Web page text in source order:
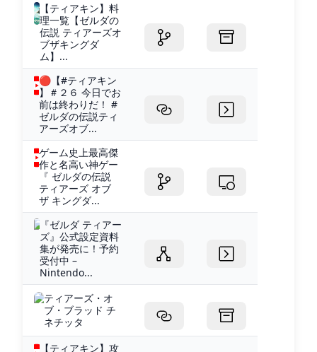
【ティアキン】料
理一覧【ゼルダの
伝説 ティアーズオ
ブザキングダ
ム】...
🔴【#ティアキン
】＃２６ 今日でお
前は終わりだ！ #
ゼルダの伝説ティ
アーズオブ...
ゲーム史上最高傑
作と名高い神ゲー
『 ゼルダの伝説
ティアーズ オブ
ザ キングダ...
『ゼルダ ティアー
ズ』公式設定資料
集が発売に！予約
受付中 –
Nintendo...
ティアーズ・オ
ブ・ブラッド チ
ネチッタ
【ティアキン】攻